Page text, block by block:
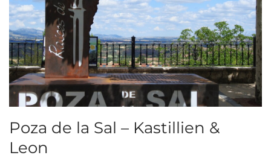
Poza de la Sal – Kastillien &
Leon